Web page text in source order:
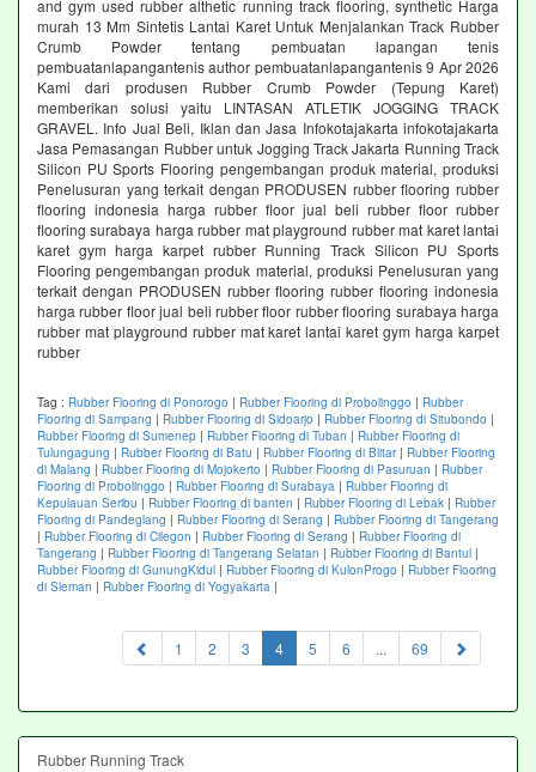
and gym used rubber althetic running track flooring, synthetic Harga
murah 13 Mm Sintetis Lantai Karet Untuk Menjalankan Track Rubber
Crumb Powder tentang pembuatan lapangan tenis
pembuatanlapangantenis author pembuatanlapangantenis 9 Apr 2026
Kami dari produsen Rubber Crumb Powder (Tepung Karet)
memberikan solusi yaitu LINTASAN ATLETIK JOGGING TRACK
GRAVEL. Info Jual Beli, Iklan dan Jasa Infokotajakarta infokotajakarta
Jasa Pemasangan Rubber untuk Jogging Track Jakarta Running Track
Silicon PU Sports Flooring pengembangan produk material, produksi
Penelusuran yang terkait dengan PRODUSEN rubber flooring rubber
flooring indonesia harga rubber floor jual beli rubber floor rubber
flooring surabaya harga rubber mat playground rubber mat karet lantai
karet gym harga karpet rubber Running Track Silicon PU Sports
Flooring pengembangan produk material, produksi Penelusuran yang
terkait dengan PRODUSEN rubber flooring rubber flooring indonesia
harga rubber floor jual beli rubber floor rubber flooring surabaya harga
rubber mat playground rubber mat karet lantai karet gym harga karpet
rubber
Tag : Rubber Flooring di Ponorogo | Rubber Flooring di Probolinggo | Rubber
Flooring di Sampang | Rubber Flooring di Sidoarjo | Rubber Flooring di Situbondo |
Rubber Flooring di Sumenep | Rubber Flooring di Tuban | Rubber Flooring di
Tulungagung | Rubber Flooring di Batu | Rubber Flooring di Blitar| Rubber Flooring
di Malang | Rubber Flooring di Mojokerto | Rubber Flooring di Pasuruan | Rubber
Flooring di Probolinggo | Rubber Flooring di Surabaya | Rubber Flooring di
Kepulauan Seribu | Rubber Flooring di banten | Rubber Flooring di Lebak | Rubber
Flooring di Pandeglang | Rubber Flooring di Serang | Rubber Flooring di Tangerang
| Rubber Flooring di Cilegon | Rubber Flooring di Serang | Rubber Flooring di
Tangerang | Rubber Flooring di Tangerang Selatan | Rubber Flooring di Bantul |
Rubber Flooring di GunungKidul | Rubber Flooring di KulonProgo | Rubber Flooring
di Sleman | Rubber Flooring di Yogyakarta |
1 2 3 4(current)
5 6 ... 69
Rubber Running Track